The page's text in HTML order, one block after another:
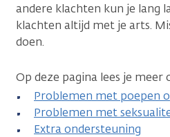
andere klachten kun je lang
klachten altijd met je arts.
doen.
Op deze pagina lees je meer
Problemen met poepen
Problemen met
Extra ondersteuning